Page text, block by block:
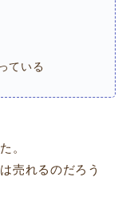
ている
。
売れるのだろう